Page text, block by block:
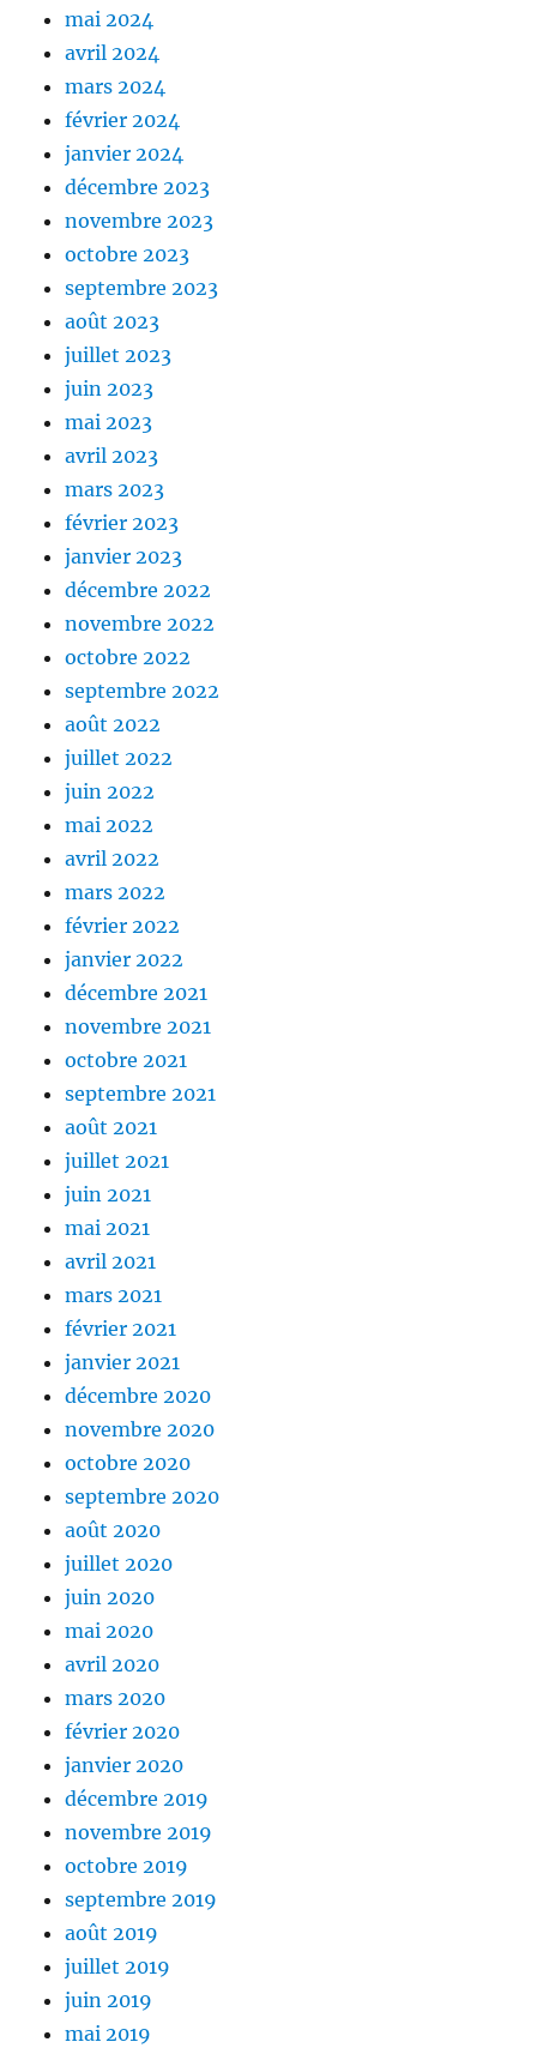
mai 2024
avril 2024
mars 2024
février 2024
janvier 2024
décembre 2023
novembre 2023
octobre 2023
septembre 2023
août 2023
juillet 2023
juin 2023
mai 2023
avril 2023
mars 2023
février 2023
janvier 2023
décembre 2022
novembre 2022
octobre 2022
septembre 2022
août 2022
juillet 2022
juin 2022
mai 2022
avril 2022
mars 2022
février 2022
janvier 2022
décembre 2021
novembre 2021
octobre 2021
septembre 2021
août 2021
juillet 2021
juin 2021
mai 2021
avril 2021
mars 2021
février 2021
janvier 2021
décembre 2020
novembre 2020
octobre 2020
septembre 2020
août 2020
juillet 2020
juin 2020
mai 2020
avril 2020
mars 2020
février 2020
janvier 2020
décembre 2019
novembre 2019
octobre 2019
septembre 2019
août 2019
juillet 2019
juin 2019
mai 2019